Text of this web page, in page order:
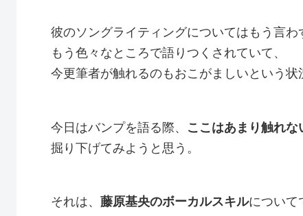
彼のソングライティングについてはもう言わ
もう色々なところで語りつくされていて、
今更筆者が触れるのもおこがましいという状
今日はバンプを語る際、 ここはあまり触れな
掘り下げてみようと思う。
それは、 藤原基央のボーカルスキルについて